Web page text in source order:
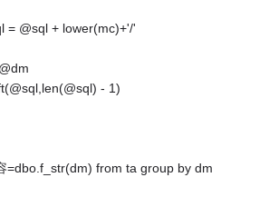
= @sql + lower(mc)+'/'
- 1)
=dbo.f_str(dm) from ta group by dm